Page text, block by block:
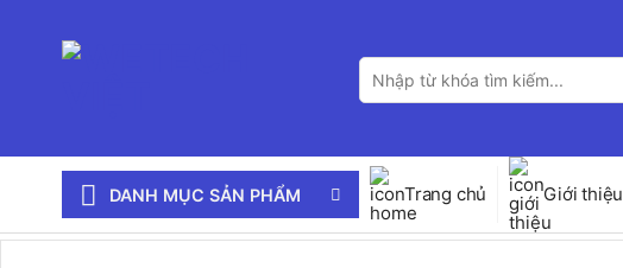
Tìm
kiếm:
DANH MỤC SẢN PHẨM Trang chủ Giới thiệu